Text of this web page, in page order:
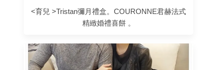
<育兒 >Tristan彌月禮盒。COURONNE君赫法式
精緻婚禮喜餅 。